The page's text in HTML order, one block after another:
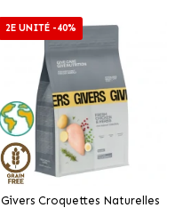
2E UNITÉ -40%
Givers Croquettes Naturelles